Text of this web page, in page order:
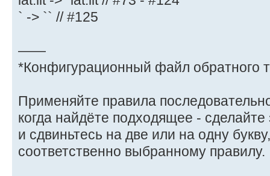
` -> `` // #125
——
*Конфигурационный файл обратного
Применяйте правила
когда найдёте подходящее -
и сдвиньтесь на две или на одну букву,
соответственно выбранному правилу.